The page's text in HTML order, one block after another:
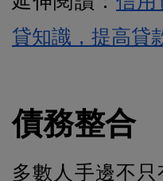
貸知識，提高貸
債務整合
多數人手邊不